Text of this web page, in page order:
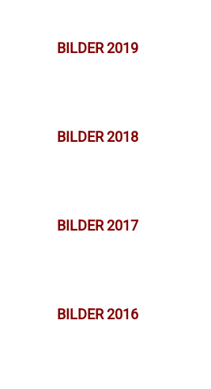
BILDER 2019
BILDER 2018
BILDER 2017
BILDER 2016